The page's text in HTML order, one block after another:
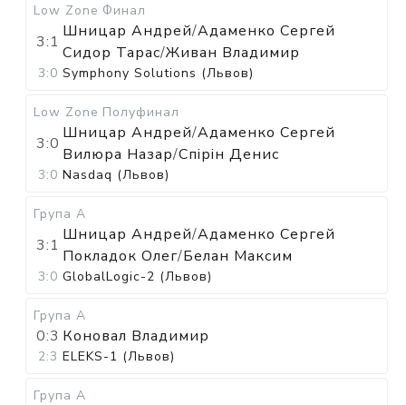
Low Zone Финал
3:1
Шницар Андрей/Адаменко Сергей
Сидор Тарас/Живан Владимир
3:0 Symphony Solutions (Львов)
Low Zone Полуфинал
3:0
Шницар Андрей/Адаменко Сергей
Вилюра Назар/Спірін Денис
3:0 Nasdaq (Львов)
Група А
3:1
Шницар Андрей/Адаменко Сергей
Покладок Олег/Белан Максим
3:0 GlobalLogic-2 (Львов)
Група А
0:3 Коновал Владимир
2:3 ELEKS-1 (Львов)
Група А